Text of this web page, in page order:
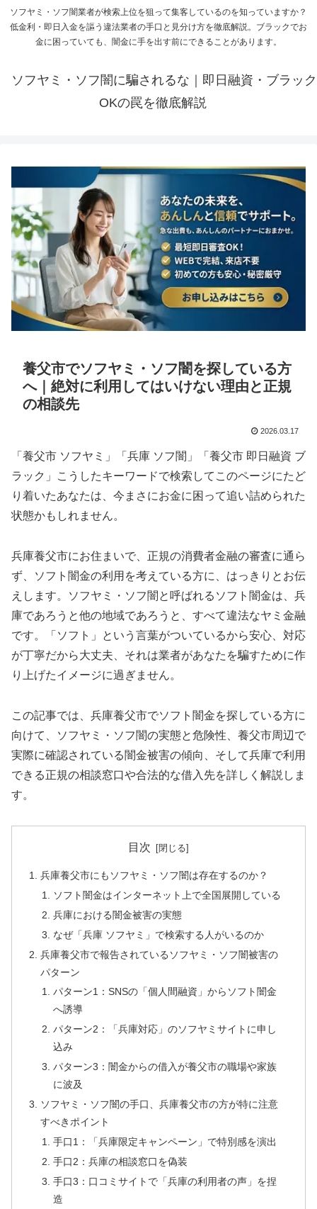
ソフヤミ・ソフ闇業者が検索上位を狙って集客しているのを知っていますか？
低金利・即日入金を謳う違法業者の手口と見分け方を徹底解説。ブラックでお
金に困っていても、闇金に手を出す前にできることがあります。
ソフヤミ・ソフ闇に騙されるな｜即日融資・ブラック
OKの罠を徹底解説
養父市でソフヤミ・ソフ闇を探している方
へ｜絶対に利用してはいけない理由と正規
の相談先
2026.03.17
「養父市 ソフヤミ」「兵庫 ソフ闇」「養父市 即日融資 ブ
ラック」こうしたキーワードで検索してこのページにたど
り着いたあなたは、今まさにお金に困って追い詰められた
状態かもしれません。
兵庫養父市にお住まいで、正規の消費者金融の審査に通ら
ず、ソフト闇金の利用を考えている方に、はっきりとお伝
えします。ソフヤミ・ソフ闇と呼ばれるソフト闇金は、兵
庫であろうと他の地域であろうと、すべて違法なヤミ金融
です。「ソフト」という言葉がついているから安心、対応
が丁寧だから大丈夫、それは業者があなたを騙すために作
り上げたイメージに過ぎません。
この記事では、兵庫養父市でソフト闇金を探している方に
向けて、ソフヤミ・ソフ闇の実態と危険性、養父市周辺で
実際に確認されている闇金被害の傾向、そして兵庫で利用
できる正規の相談窓口や合法的な借入先を詳しく解説しま
す。
目次
兵庫養父市にもソフヤミ・ソフ闇は存在するのか？
ソフト闇金はインターネット上で全国展開している
兵庫における闇金被害の実態
なぜ「兵庫 ソフヤミ」で検索する人がいるのか
兵庫養父市で報告されているソフヤミ・ソフ闇被害の
パターン
パターン1：SNSの「個人間融資」からソフト闇金
へ誘導
パターン2：「兵庫対応」のソフヤミサイトに申し
込み
パターン3：闇金からの借入が養父市の職場や家族
に波及
ソフヤミ・ソフ闇の手口、兵庫養父市の方が特に注意
すべきポイント
手口1：「兵庫限定キャンペーン」で特別感を演出
手口2：兵庫の相談窓口を偽装
手口3：口コミサイトで「兵庫の利用者の声」を捏
造